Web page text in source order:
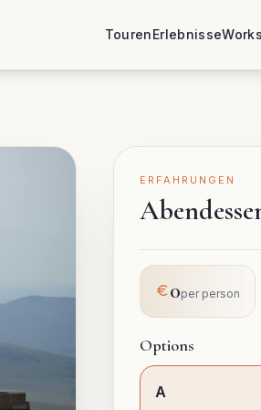
TourenErlebnisse
ERFAHRUNGEN
0per person
Options
A